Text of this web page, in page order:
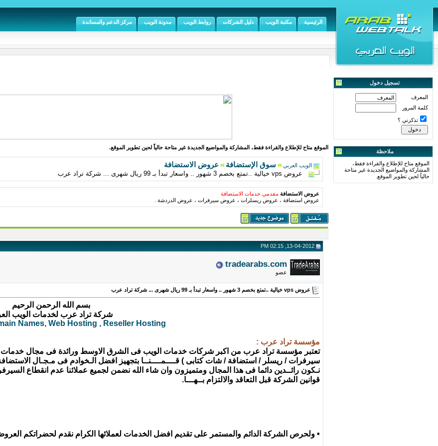
الرئيسية مكتبة الويب دليل الشركات روابط الويب مدونة الويب مركز الدعم والمساندة
تسجيل دخول
المعرف
كلمة المرور
تذكرني ؟
ملاحظة
الموقع متاح للإطلاع والقراءة فقط،
المشاركة والمواضيع الجديدة غير متاحة
حالياً لحين تطوير الموقع.
الموقع متاح للإطلاع والقراءة فقط، المشاركة والمواضيع الجديدة غير متاحة حالياً لحين تطوير الموقع.
الويب العربي سوق الإستضافة عروض الاستضافة
عروض vps خيالية ..تمتع بخصم 3 شهور .. واسعار تبدأ بـ 99 ريال شهرى ... شركة تراد عرب
عروض الاستضافة مقدمي خدمات الاستضافة
عروض استضافة ، عروض ريسلرات ، عروض سيرفرات ، عروض الدردشة .
tradearabs.com
عضو
عروض vps خيالية ..تمتع بخصم 3 شهور .. واسعار تبدأ بـ 99 ريال شهرى ... شركة تراد عرب
بسم الله الرحمن الرحيم
شركة تراد عرب لخدمات الويب
Names, Web Hosting , Reseller Hosting
مؤسسة تراد عرب :
تعتبر مؤسسة تراد عرب من اكبر شركات خدمات الويب فى الشرق الاوسط ورائدة فى مجال
سيرفرات / ريسلر / استضافة / شات كتابى ) قــــمــــنــا بتجهيز افضل الـخوادم فى مـجـال
نـكون رائــدين دائما فى هذا المجال ومتميزون وان شاء الله نضمن لجميع عملائنا عدم انقطاع
قوانين الشركة قبل التعاقد والالتزام بــهـــا.
• ولحرص الشركة الدائم والمستمر على تقديم افضل الخدمات لعملائها الكرام نقدم لحضراتكم العروض